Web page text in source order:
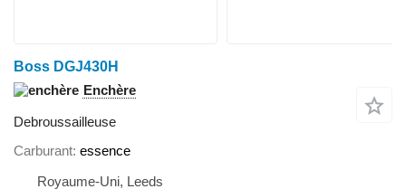
Boss DGJ430H
Enchère
Debroussailleuse
Carburant essence
Royaume-Uni, Leeds